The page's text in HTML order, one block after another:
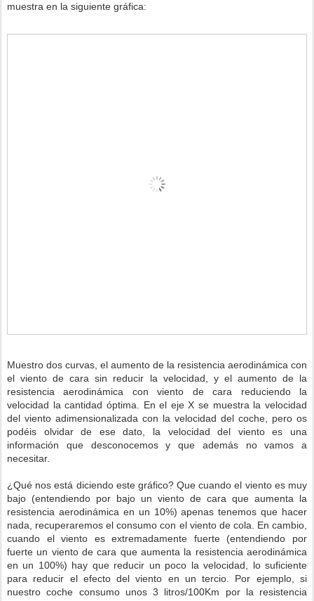
muestra en la siguiente gráfica:
Muestro dos curvas, el aumento de la resistencia aerodinámica con
el viento de cara sin reducir la velocidad, y el aumento de la
resistencia aerodinámica con viento de cara reduciendo la
velocidad la cantidad óptima. En el eje X se muestra la velocidad
del viento adimensionalizada con la velocidad del coche, pero os
podéis olvidar de ese dato, la velocidad del viento es una
información que desconocemos y que además no vamos a
necesitar.
¿Qué nos está diciendo este gráfico? Que cuando el viento es muy
bajo (entendiendo por bajo un viento de cara que aumenta la
resistencia aerodinámica en un 10%) apenas tenemos que hacer
nada, recuperaremos el consumo con el viento de cola. En cambio,
cuando el viento es extremadamente fuerte (entendiendo por
fuerte un viento de cara que aumenta la resistencia aerodinámica
en un 100%) hay que reducir un poco la velocidad, lo suficiente
para reducir el efecto del viento en un tercio. Por ejemplo, si
nuestro coche consumo unos 3 litros/100Km por la resistencia